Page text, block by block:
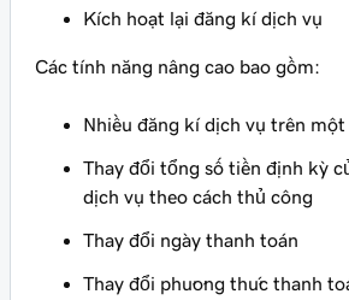
Kích hoạt lại đăng kí dịch vụ
Các tính năng nâng cao bao gồm:
Nhiều đăng kí dịch vụ trên
Thay đổi tổng số tiền định kỳ
dịch vụ theo cách thủ công
Thay đổi ngày thanh toán
Thay đổi phương thức thanh